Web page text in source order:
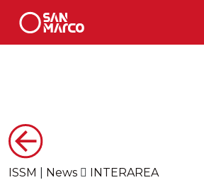
ISSM News INTERAREA